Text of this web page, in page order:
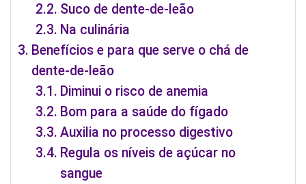
Suco de dente-de-leão
Na culinária
Benefícios e para que serve o chá de
dente-de-leão
Diminui o risco de anemia
Bom para a saúde do fígado
Auxilia no processo digestivo
Regula os níveis de açúcar no
sangue